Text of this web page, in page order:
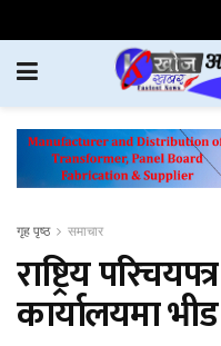
गृह पृष्ठ समाचार
राष्ट्रिय
कार्यालयमा भीड